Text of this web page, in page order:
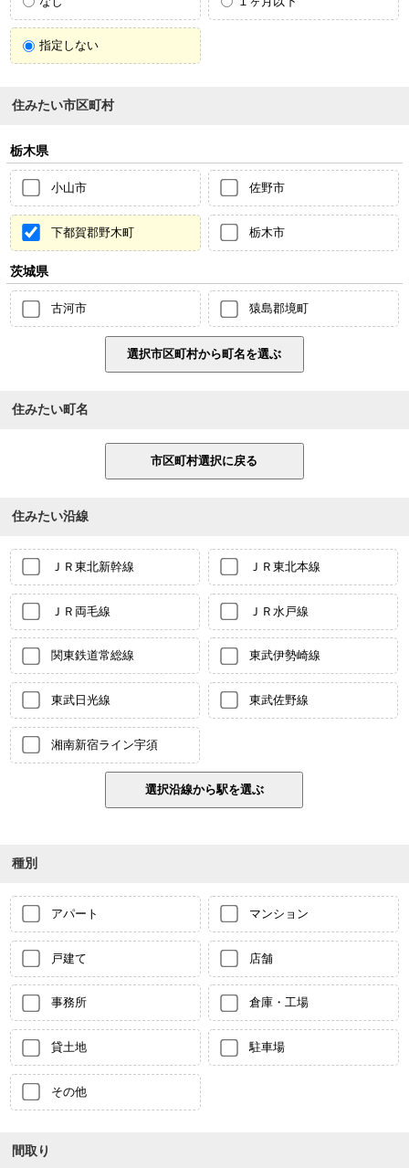
指定しない
住みたい市区町村
栃木県
小山市 佐野市
下都賀郡野木町 栃木市
茨城県
古河市 猿島郡境町
住みたい町名
住みたい沿線
ＪＲ東北新幹線 ＪＲ東北本線
ＪＲ両毛線 ＪＲ水戸線
関東鉄道常総線 東武伊勢崎線
東武日光線 東武佐野線
湘南新宿ライン宇須
種別
アパート マンション
戸建て 店舗
事務所 倉庫・工場
貸土地 駐車場
その他
間取り